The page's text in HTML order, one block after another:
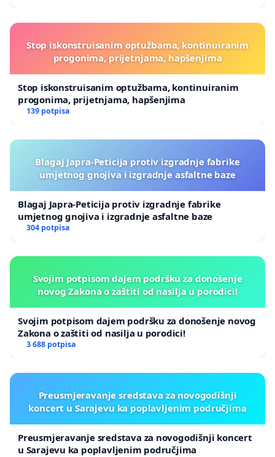
Stop iskonstruisanim optužbama, kontinuiranim
progonima, prijetnjama, hapšenjima
Stop iskonstruisanim optužbama, kontinuiranim
progonima, prijetnjama, hapšenjima
139 potpisa
Blagaj Japra-Peticija protiv izgradnje fabrike
umjetnog gnojiva i izgradnje asfaltne baze
Blagaj Japra-Peticija protiv izgradnje fabrike
umjetnog gnojiva i izgradnje asfaltne baze
304 potpisa
Svojim potpisom dajem podršku za donošenje
novog Zakona o zaštiti od nasilja u porodici!
Svojim potpisom dajem podršku za donošenje novog
Zakona o zaštiti od nasilja u porodici!
3 688 potpisa
Preusmjeravanje sredstava za novogodišnji
koncert u Sarajevu ka poplavljenim područjima
Preusmjeravanje sredstava za novogodišnji koncert
u Sarajevu ka poplavljenim područjima